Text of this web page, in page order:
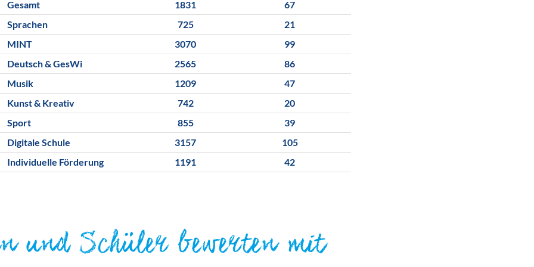
Gesamt 1831
67
Sprachen
725
21
MINT
3070
99
Deutsch & GesWi
2565
86
Musik
1209
47
Kunst & Kreativ
742
20
Sport
855
39
Digitale Schule
3157
105
Individuelle Förderung
1191 42
und Schüler bewerten mit